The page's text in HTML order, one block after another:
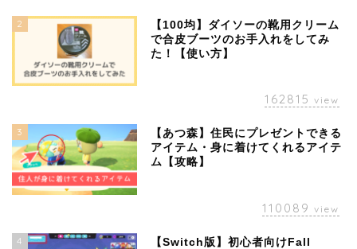
2
【100均】ダイソーの靴用クリーム
で合皮ブーツのお手入れをしてみ
た！【使い方】
162815 view
3
【あつ森】住民にプレゼントできる
アイテム・身に着けてくれるアイテ
ム【攻略】
110089 view
4
【Switch版】初心者向けFall